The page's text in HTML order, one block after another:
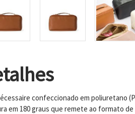
confeccionado em poliuretano
em 180 graus que remete ao formato de